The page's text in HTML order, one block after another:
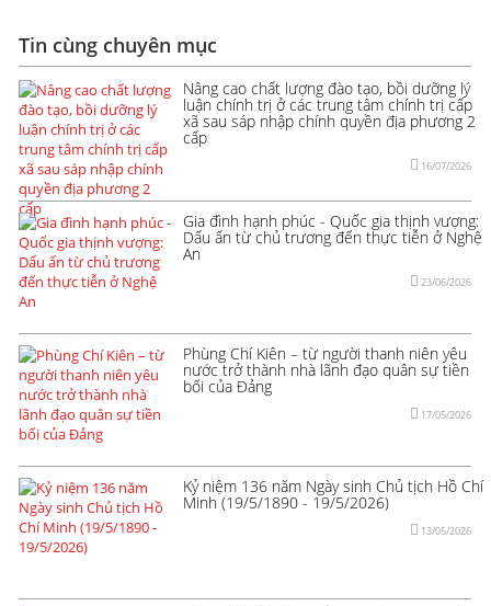
Tin cùng chuyên mục
Nâng cao chất lượng đào tạo, bồi dưỡng lý
luận chính trị ở các trung tâm chính trị cấp
xã sau sáp nhập chính quyền địa phương 2
cấp
16/07/2026
Gia đình hạnh phúc - Quốc gia thịnh vượng:
Dấu ấn từ chủ trương đến thực tiễn ở Nghệ
An
23/06/2026
Phùng Chí Kiên – từ người thanh niên yêu
nước trở thành nhà lãnh đạo quân sự tiền
bối của Đảng
17/05/2026
Kỷ niệm 136 năm Ngày sinh Chủ tịch Hồ Chí
Minh (19/5/1890 - 19/5/2026)
13/05/2026